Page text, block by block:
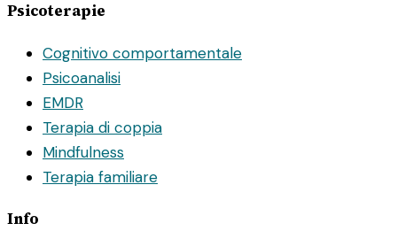
Psicoterapie
Cognitivo comportamentale
Psicoanalisi
EMDR
Terapia di coppia
Mindfulness
Terapia familiare
Info